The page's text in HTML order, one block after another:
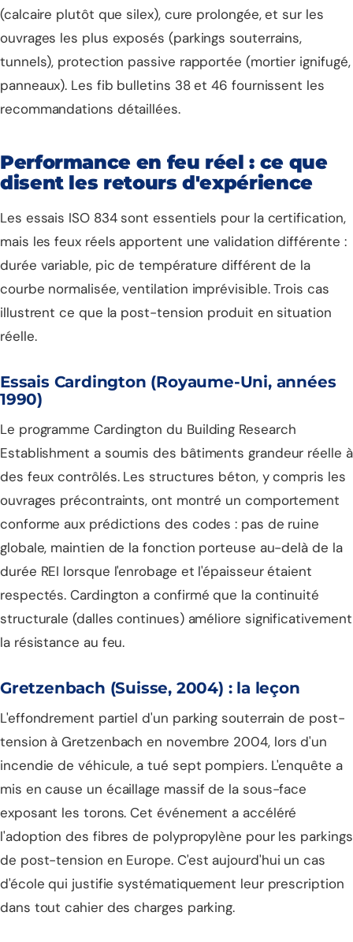
(calcaire plutôt que silex), cure prolongée, et sur les
ouvrages les plus exposés (parkings souterrains,
tunnels), protection passive rapportée (mortier ignifugé,
panneaux). Les fib bulletins 38 et 46 fournissent les
recommandations détaillées.
Performance en feu réel : ce que
disent les retours d'expérience
Les essais ISO 834 sont essentiels pour la certification,
mais les feux réels apportent une validation différente :
durée variable, pic de température différent de la
courbe normalisée, ventilation imprévisible. Trois cas
illustrent ce que la post-tension produit en situation
réelle.
Essais Cardington (Royaume-Uni, années
1990)
Le programme Cardington du Building Research
Establishment a soumis des bâtiments grandeur réelle à
des feux contrôlés. Les structures béton, y compris les
ouvrages précontraints, ont montré un comportement
conforme aux prédictions des codes : pas de ruine
globale, maintien de la fonction porteuse au-delà de la
durée REI lorsque l'enrobage et l'épaisseur étaient
respectés. Cardington a confirmé que la continuité
structurale (dalles continues) améliore significativement
la résistance au feu.
Gretzenbach (Suisse, 2004) : la leçon
L'effondrement partiel d'un parking souterrain de post-
tension à Gretzenbach en novembre 2004, lors d'un
incendie de véhicule, a tué sept pompiers. L'enquête a
mis en cause un écaillage massif de la sous-face
exposant les torons. Cet événement a accéléré
l'adoption des fibres de polypropylène pour les parkings
de post-tension en Europe. C'est aujourd'hui un cas
d'école qui justifie systématiquement leur prescription
dans tout cahier des charges parking.